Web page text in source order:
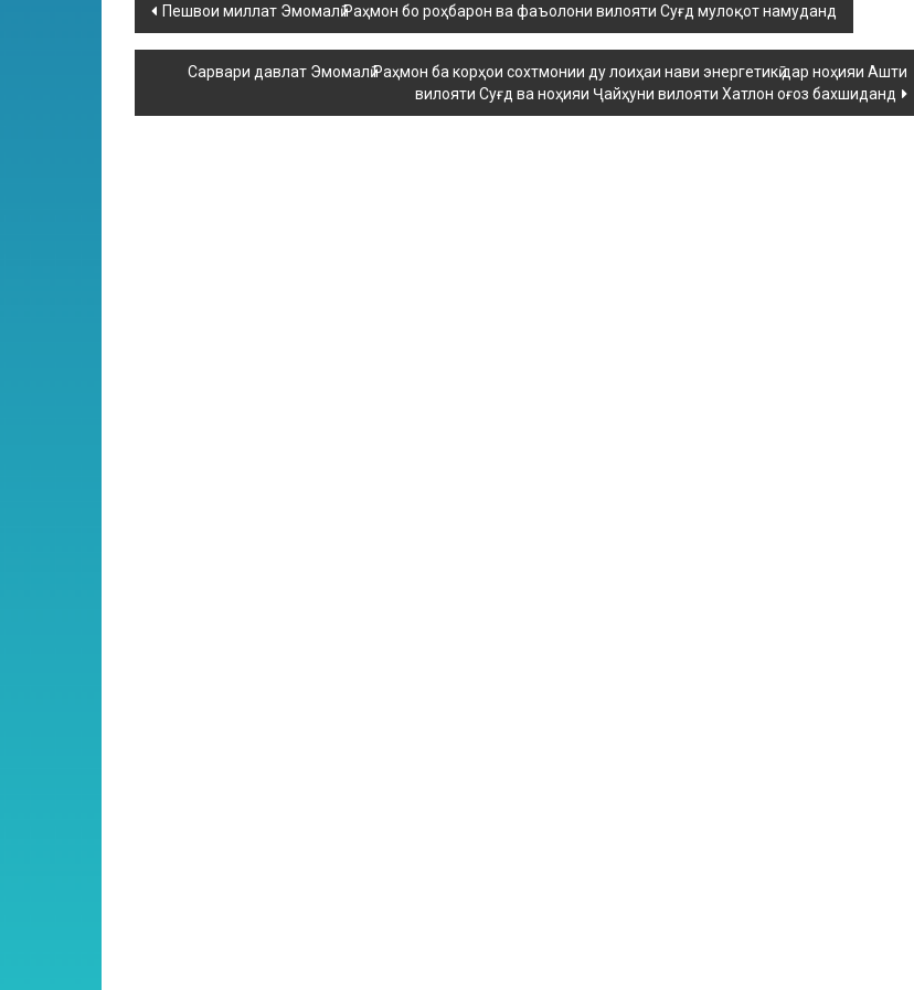
Пешвои миллат Эмомалӣ Раҳмон бо роҳбарон ва фаъолони вилояти Суғд мулоқот намуданд
Сарвари давлат Эмомалӣ Раҳмон ба корҳои сохтмонии ду лоиҳаи нави энергетикӣ дар ноҳияи Ашти
вилояти Суғд ва ноҳияи Ҷайҳуни вилояти Хатлон оғоз бахшиданд